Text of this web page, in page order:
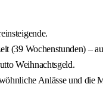
(39 Wochenstunden) –
Weihnachtsgeld.
Anlässe und die